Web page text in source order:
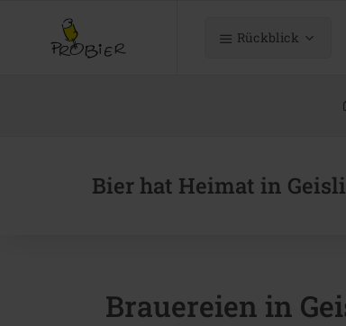
Rückblick
Bier hat Heimat in
Brauereien in